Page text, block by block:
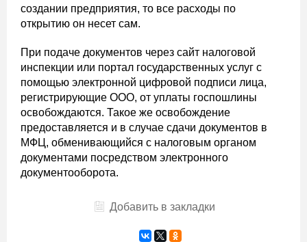
создании предприятия, то все расходы по
открытию он несет сам.
При подаче документов через сайт налоговой
инспекции или портал государственных услуг с
помощью электронной цифровой подписи лица,
регистрирующие ООО, от уплаты госпошлины
освобождаются. Такое же освобождение
предоставляется и в случае сдачи документов в
МФЦ, обменивающийся с налоговым органом
документами посредством электронного
документооборота.
Добавить в закладки